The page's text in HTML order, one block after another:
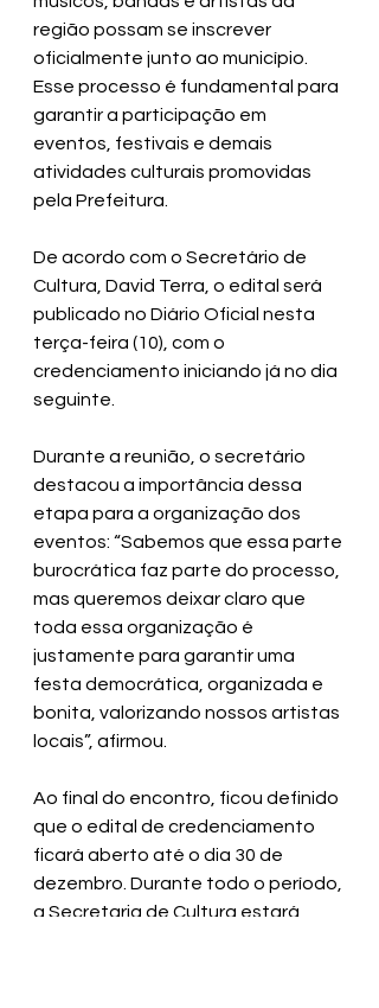
região possam se inscrever
oficialmente junto ao município.
Esse processo é fundamental para
garantir a participação em
eventos, festivais e demais
atividades culturais promovidas
pela Prefeitura.
De acordo com o Secretário de
Cultura, David Terra, o edital será
publicado no Diário Oficial nesta
terça-feira (10), com o
credenciamento iniciando já no dia
seguinte.
Durante a reunião, o secretário
destacou a importância dessa
etapa para a organização dos
eventos: “Sabemos que essa parte
burocrática faz parte do processo,
mas queremos deixar claro que
toda essa organização é
justamente para garantir uma
festa democrática, organizada e
bonita, valorizando nossos artistas
locais”, afirmou.
Ao final do encontro, ficou definido
que o edital de credenciamento
ficará aberto até o dia 30 de
dezembro. Durante todo o período,
a Secretaria de Cultura estará